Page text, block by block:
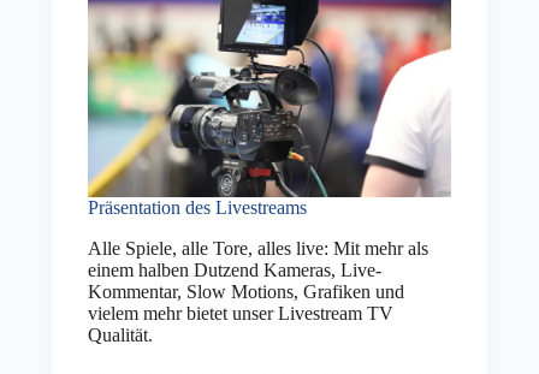
Präsentation des Livestreams
Alle Spiele, alle Tore, alles live: Mit mehr als
einem halben Dutzend Kameras, Live-
Kommentar, Slow Motions, Grafiken und
vielem mehr bietet unser Livestream TV
Qualität.